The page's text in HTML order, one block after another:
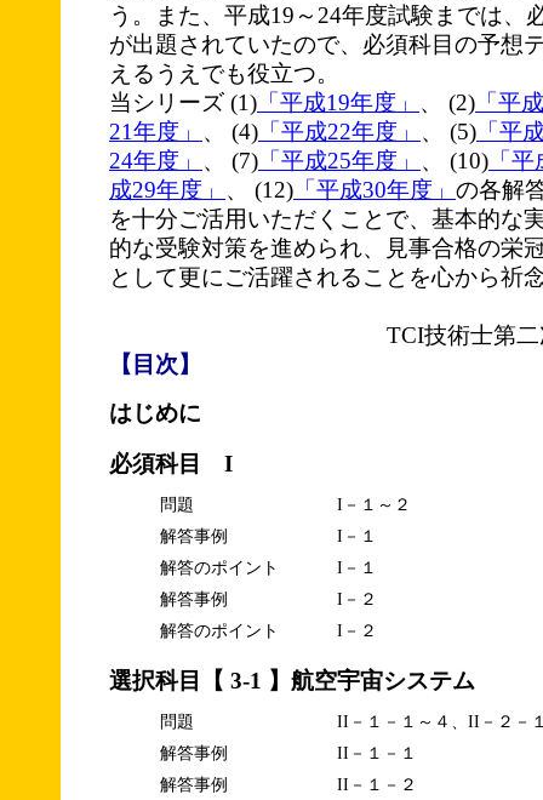
う。また、平成19～24年度試験までは、
が出題されていたので、必須科目の予想
えるうえでも役立つ。
当シリーズ (1) 「平成19年度」 、 (2) 「平
21年度」 、 (4) 「平成22年度」 、 (5) 「平
24年度」 、 (7) 「平成25年度」 、 (10) 「
成29年度」 、 (12) 「平成30年度」 の各解
を十分ご活用いただくことで、基本的な
的な受験対策を進められ、見事合格の栄
として更にご活躍されることを心から祈
TCI技術士第
【目次】
はじめに
必須科目 I
問題
I－１～２
解答事例
I－１
解答のポイント
I－１
解答事例
I－２
解答のポイント
I－２
選択科目【 3-1 】航空宇宙システム
問題
II－１－１～４、II－２－
解答事例
II－１－１
解答事例
II－１－２